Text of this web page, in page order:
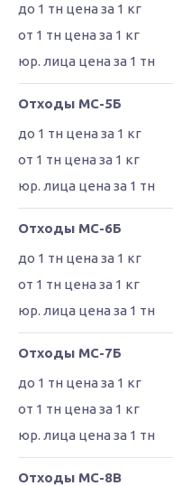
Отходы МС-5Б
Отходы МС-6Б
Отходы МС-7Б
Отходы МС-8В